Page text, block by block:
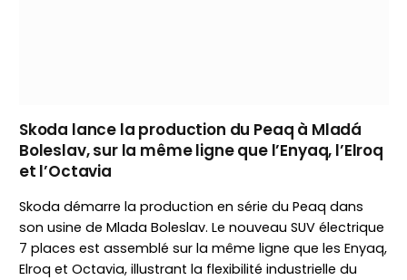
Skoda lance la production du Peaq à Mladá
Boleslav, sur la même ligne que l’Enyaq, l’Elroq
et l’Octavia
Skoda démarre la production en série du Peaq dans
son usine de Mlada Boleslav. Le nouveau SUV électrique
7 places est assemblé sur la même ligne que les Enyaq,
Elroq et Octavia, illustrant la flexibilité industrielle du